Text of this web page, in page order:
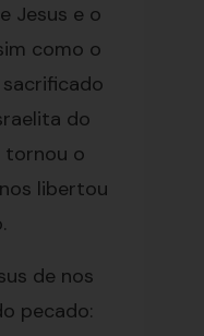
Jesus e o
como o
do
tornou o
libertou
de nos
pecado: